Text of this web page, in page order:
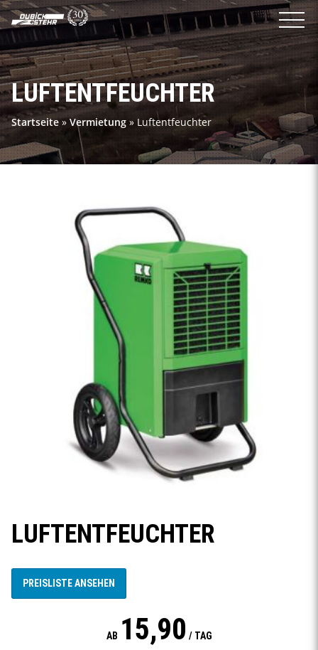
LUFTENTFEUCHTER
Startseite» Vermietung » Luftentfeuchter
LUFTENTFEUCHTER
PREISLISTE ANSEHEN
AB 15,90 / TAG